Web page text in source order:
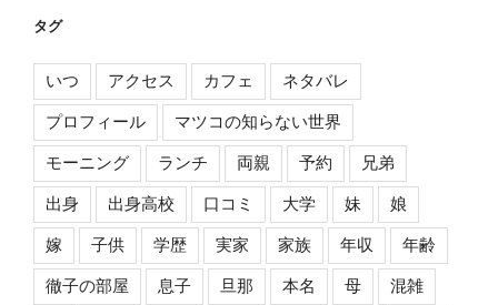
タグ
いつ アクセス カフェ ネタバレ
プロフィール マツコの知らない世界
モーニング ランチ 両親 予約 兄弟
出身 出身高校 口コミ 大学 妹 娘
嫁 子供 学歴 実家 家族 年収 年齢
徹子の部屋 息子 旦那 本名 母 混雑